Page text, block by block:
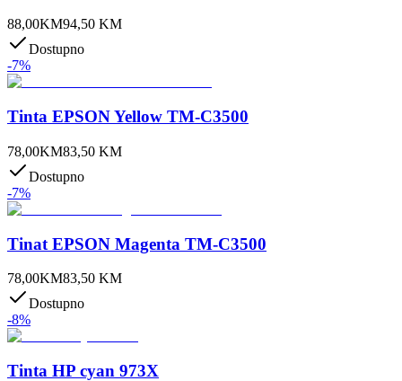
88,00KM94,50 KM
Dostupno
-7%
Tinta EPSON Yellow TM-C3500
78,00KM83,50 KM
Dostupno
-7%
Tinat EPSON Magenta TM-C3500
78,00KM83,50 KM
Dostupno
-8%
Tinta HP cyan 973X